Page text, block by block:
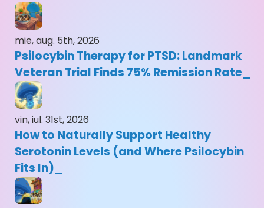
mie, aug. 5th, 2026
Psilocybin Therapy for PTSD: Landmark
Veteran Trial Finds 75% Remission Rate
vin, iul. 31st, 2026
How to Naturally Support Healthy
Serotonin Levels (and Where Psilocybin
Fits In)